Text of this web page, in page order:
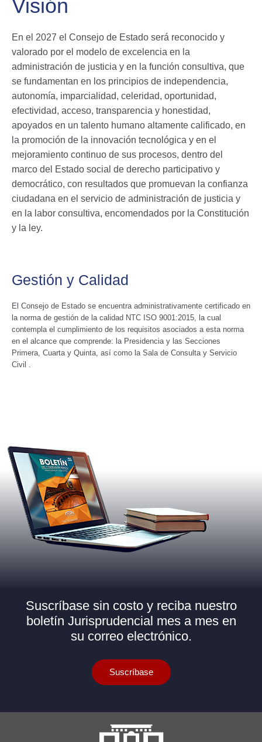
Visión
En el 2027 el Consejo de Estado será reconocido y
valorado por el modelo de excelencia en la
administración de justicia y en la función consultiva, que
se fundamentan en los principios de independencia,
autonomía, imparcialidad, celeridad, oportunidad,
efectividad, acceso, transparencia y honestidad,
apoyados en un talento humano altamente calificado, en
la promoción de la innovación tecnológica y en el
mejoramiento continuo de sus procesos, dentro del
marco del Estado social de derecho participativo y
democrático, con resultados que promuevan la confianza
ciudadana en el servicio de administración de justicia y
en la labor consultiva, encomendados por la Constitución
y la ley.
Gestión y Calidad
El Consejo de Estado se encuentra administrativamente certificado en
la norma de gestión de la calidad NTC ISO 9001:2015, la cual
contempla el cumplimiento de los requisitos asociados a esta norma
en el alcance que comprende: la Presidencia y las Secciones
Primera, Cuarta y Quinta, así como la Sala de Consulta y Servicio
Civil .
Suscríbase sin costo y reciba nuestro
boletín Jurisprudencial mes a mes en
su correo electrónico.
Suscríbase